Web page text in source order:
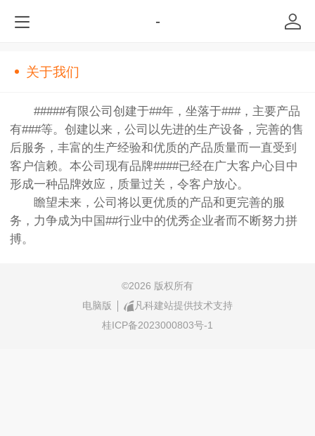
-
关于我们
#####有限公司创建于##年，坐落于###，主要产品
有###等。创建以来，公司以先进的生产设备，完善的售
后服务，丰富的生产经验和优质的产品质量而一直受到
客户信赖。本公司现有品牌####已经在广大客户心目中
形成一种品牌效应，质量过关，令客户放心。
瞻望未来，公司将以更优质的产品和更完善的服
务，力争成为中国##行业中的优秀企业者而不断努力拼
搏。
©2026 版权所有
电脑版
凡科建站提供技术支持
桂ICP备2023000803号-1